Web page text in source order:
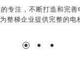
内外电梯企业和用户提
系列产品远销到韩国、